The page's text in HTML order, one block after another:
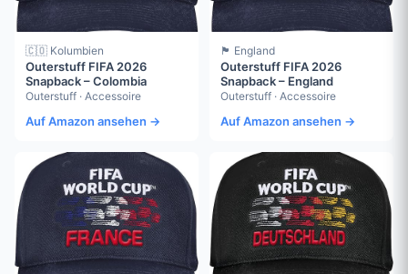
🇨🇴 Kolumbien
Outerstuff FIFA 2026
Snapback – Colombia
Outerstuff · Accessoire
Auf Amazon ansehen →
🏴󠁧󠁢󠁥󠁮󠁧󠁿 England
Outerstuff FIFA 2026
Snapback – England
Outerstuff · Accessoire
Auf Amazon ansehen →